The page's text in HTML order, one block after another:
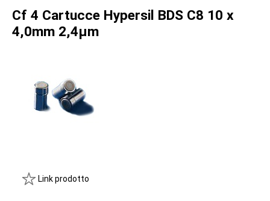
Cf 4 Cartucce Hypersil BDS C8 10 x
4,0mm 2,4µm
Link prodotto